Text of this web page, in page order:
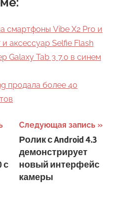
смартфоны Vibe X2 Pro и
аксессуар Selfie Flash
Galaxy Tab 3 7.0 в синем
продала более 40
с
Следующая запись
Ролик с Android 4.3
демонстрирует
новый интерфейс
камеры